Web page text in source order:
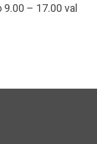
– 17.00 val